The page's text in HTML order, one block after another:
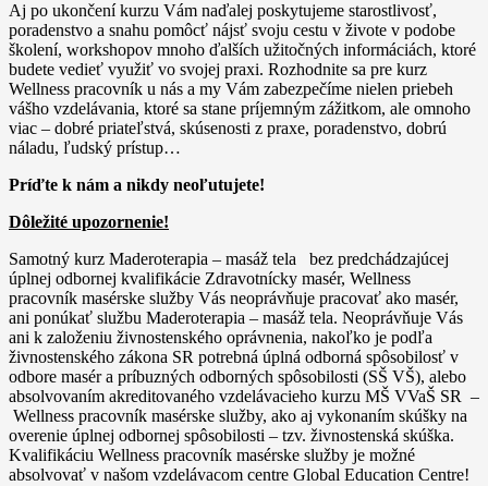
Aj po ukončení kurzu Vám naďalej poskytujeme starostlivosť,
poradenstvo a snahu pomôcť nájsť svoju cestu v živote v podobe
školení, workshopov mnoho ďalších užitočných informáciách, ktoré
budete vedieť využiť vo svojej praxi. Rozhodnite sa pre kurz
Wellness pracovník u nás a my Vám zabezpečíme nielen priebeh
vášho vzdelávania, ktoré sa stane príjemným zážitkom, ale omnoho
viac – dobré priateľstvá, skúsenosti z praxe, poradenstvo, dobrú
náladu, ľudský prístup…
Príďte k nám a nikdy neoľutujete!
Dôležité upozornenie!
Samotný kurz Maderoterapia – masáž tela bez predchádzajúcej
úplnej odbornej kvalifikácie Zdravotnícky masér, Wellness
pracovník masérske služby Vás neoprávňuje pracovať ako masér,
ani ponúkať službu Maderoterapia – masáž tela. Neoprávňuje Vás
ani k založeniu živnostenského oprávnenia, nakoľko je podľa
živnostenského zákona SR potrebná úplná odborná spôsobilosť v
odbore masér a príbuzných odborných spôsobilosti (SŠ VŠ), alebo
absolvovaním akreditovaného vzdelávacieho kurzu MŠ VVaŠ SR –
Wellness pracovník masérske služby, ako aj vykonaním skúšky na
overenie úplnej odbornej spôsobilosti – tzv. živnostenská skúška.
Kvalifikáciu Wellness pracovník masérske služby je možné
absolvovať v našom vzdelávacom centre Global Education Centre!